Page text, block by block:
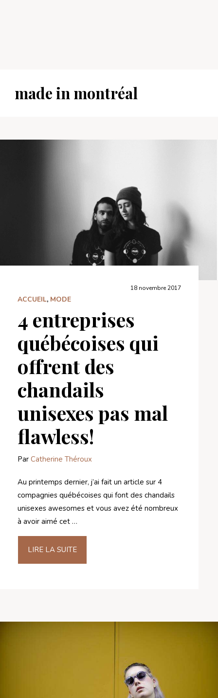
made in montréal
18 novembre 2017
ACCUEIL, MODE
4 entreprises
québécoises qui
offrent des
chandails
unisexes pas mal
flawless!
Par Catherine Théroux
Au printemps dernier, j’ai fait un article sur 4
compagnies québécoises qui font des chandails
unisexes awesomes et vous avez été nombreux
à avoir aimé cet …
LIRE LA SUITE